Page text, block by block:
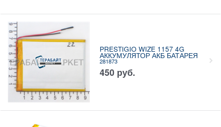
PRESTIGIO WIZE 1157 4G
АККУМУЛЯТОР АКБ БАТАРЕЯ
281873
450 руб.